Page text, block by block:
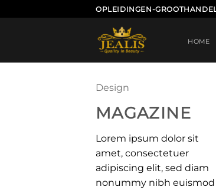
naar
OPLEIDINGEN-
HOME
Design
MAGAZINE
Lorem ipsum dolor sit
amet, consectetuer
adipiscing elit, sed diam
nonummy nibh euismod